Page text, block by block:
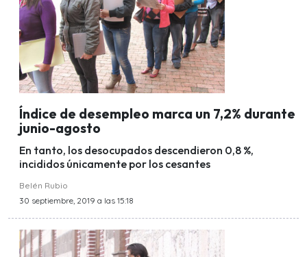
Índice de desempleo marca un 7,2% durante
junio-agosto
En tanto, los desocupados descendieron 0,8 %,
incididos únicamente por los cesantes
Belén Rubio
30 septiembre, 2019 a las 15:18